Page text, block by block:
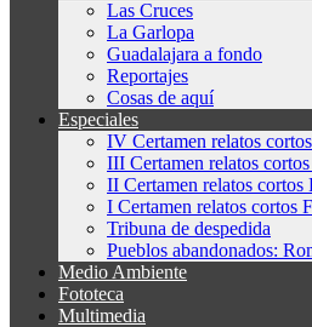
Las Cruces
La Garlopa
Guadalajara a fondo
Reportajes
Cosas de aquí
Especiales
IV Certamen relatos
III Certamen relatos
II Certamen relatos
I Certamen relatos cortos
Tribuna de despedida
Pueblos abandonados:
Medio Ambiente
Fototeca
Multimedia